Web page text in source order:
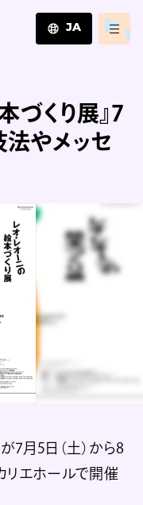
JA
ZH
づくり展』7
法やメッセ
7月5日（土）から8
リエホールで開催